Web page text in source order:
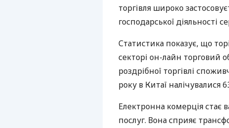
торгівля широко
господарської діяльності
Статистика показує, що
секторі он-лайн торговий
роздрібної торгівлі
року в Китаї налічувалися
Електронна комерція
послуг. Вона сприяє